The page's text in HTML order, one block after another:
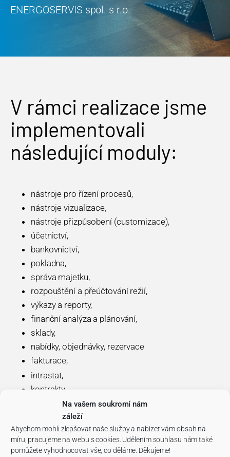
Na vašem soukromí nám
záleží
Abychom mohli zlepšovat naše služby a nabízet vám obsah na
míru, pracujeme na webu s cookies. Udělením souhlasu nám také
pomůžete vyhodnocovat vše, co děláme. Děkujeme!
ENERGOSERVIS spol. s r.o.
V rámci realizace jsme
implementovali
následující moduly:
nástroje pro řízení procesů,
nástroje vizualizace,
nástroje přizpůsobení (customizace),
účetnictví,
bankovnictví,
pokladna,
správa majetku,
rozpouštění a přeúčtování režií,
výkazy a reporty,
finanční analýza a plánování,
sklady,
nabídky, objednávky, rezervace
fakturace,
intrastat,
kontrakty,
personalistika,
QMS – správa měřidel, řízení auditů, interní